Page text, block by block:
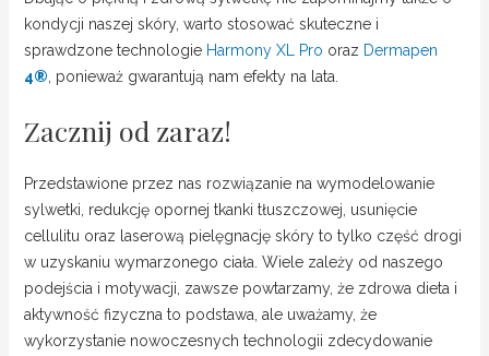
kondycji naszej skóry, warto stosować skuteczne i
sprawdzone technologie Harmony XL Pro oraz Dermapen
4® , ponieważ gwarantują nam efekty na lata.
Zacznij od zaraz!
Przedstawione przez nas rozwiązanie na wymodelowanie
sylwetki, redukcję opornej tkanki tłuszczowej, usunięcie
cellulitu oraz laserową pielęgnację skóry to tylko część drogi
w uzyskaniu wymarzonego ciała. Wiele zależy od naszego
podejścia i motywacji, zawsze powtarzamy, że zdrowa dieta i
aktywność fizyczna to podstawa, ale uważamy, że
wykorzystanie nowoczesnych technologii zdecydowanie